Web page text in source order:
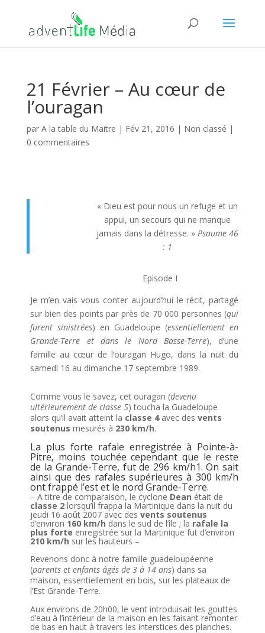
21 Février – Au cœur de
l’ouragan
par A la table du Maitre | Fév 21, 2016 | Non classé |
0 commentaires
« Dieu est pour nous un refuge et un
appui, un secours qui ne manque
jamais dans la détresse. »Psaume 46
: 1
Episode I
Je m’en vais vous conter aujourd’hui le récit, partagé
sur bien des points par près de 70 000 personnes (qui
furent sinistrées) en Guadeloupe (essentiellement en
Grande-Terre et dans le Nord Basse-Terre), d’une
famille au cœur de l’ouragan Hugo, dans la nuit du
samedi 16 au dimanche 17 septembre 1989.
Comme vous le savez, cet ouragan (devenu
ultérieurement de classe 5) toucha la Guadeloupe
alors qu’il avait atteint la classe 4 avec desvents
soutenusmesurés à 230 km/h.
La plus forte rafale enregistrée à Pointe-à-
Pitre, moins touchée cependant que le reste
de la Grande-Terre, fut de 296 km/h1. On sait
ainsi que des rafales supérieures à 300 km/h
ont frappé l’est et le nord Grande-Terre.
– A titre de comparaison, le cyclone Dean était de
classe 2lorsqu’il frappa la Martinique dans la nuit du
jeudi 16 août 2007 avec desvents soutenus
d’environ 160 km/h dans le sud de l’île ; la rafale la
plus forte enregistrée sur la Martinique fut d’environ
210 km/h sur les hauteurs –
Revenons donc à notre famille guadeloupéenne
(parents et enfants âgés de 3 à 14 ans) dans sa
maison, essentiellement en bois, sur les plateaux de
l’Est Grande-Terre.
Aux environs de 20h00, le vent introduisait les gouttes
d’eau à l’intérieur de la maison en les faisant remonter
de bas en haut à travers les interstices des planches.